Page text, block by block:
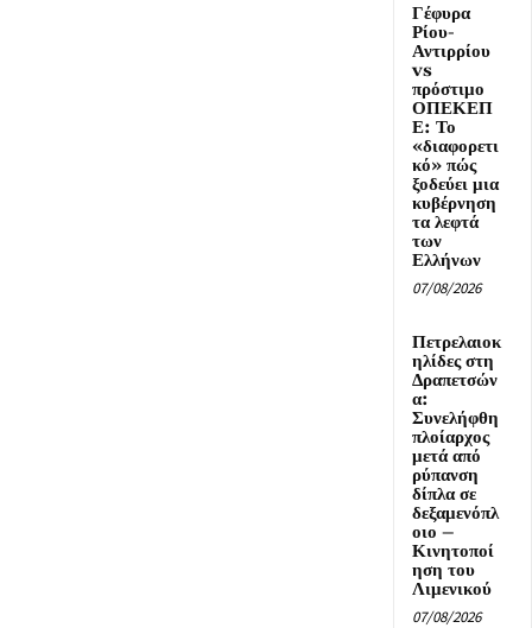
Γέφυρα
Ρίου-
Αντιρρίου
vs
πρόστιμο
ΟΠΕΚΕΠ
Ε: Το
«διαφορετι
κό» πώς
ξοδεύει μια
κυβέρνηση
τα λεφτά
των
Ελλήνων
07/08/2026
Πετρελαιοκ
ηλίδες στη
Δραπετσών
α:
Συνελήφθη
πλοίαρχος
μετά από
ρύπανση
δίπλα σε
δεξαμενόπλ
οιο –
Κινητοποί
ηση του
Λιμενικού
07/08/2026